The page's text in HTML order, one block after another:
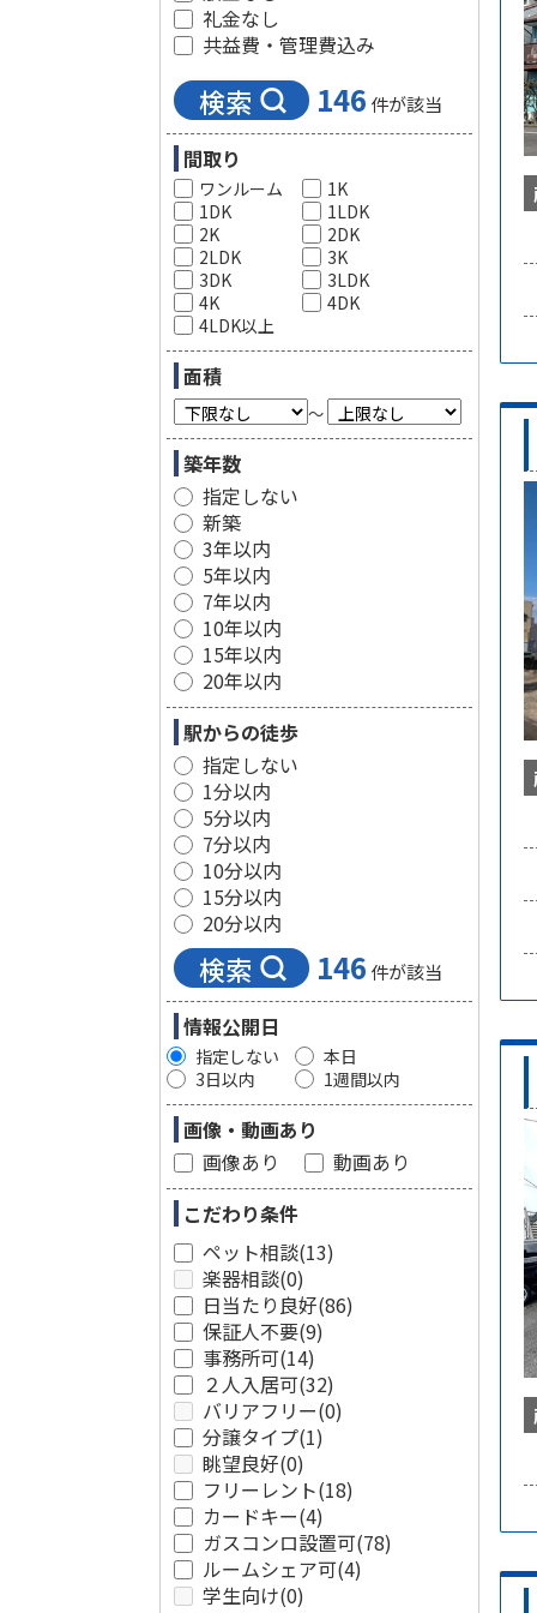
礼金なし
共益費・管理費込み
検索 146 件が該当
間取り
ワンルーム
1K
1DK
1LDK
2K
2DK
2LDK
3K
3DK
3LDK
4K
4DK
4LDK以上
面積
～
築年数
指定しない
新築
3年以内
5年以内
7年以内
10年以内
15年以内
20年以内
駅からの徒歩
指定しない
1分以内
5分以内
7分以内
10分以内
15分以内
20分以内
検索 146 件が該当
情報公開日
指定しない
本日
3日以内
1週間以内
画像・動画あり
画像あり
動画あり
こだわり条件
ペット相談(13)
楽器相談(0)
日当たり良好(86)
保証人不要(9)
事務所可(14)
２人入居可(32)
バリアフリー(0)
分譲タイプ(1)
眺望良好(0)
フリーレント(18)
カードキー(4)
ガスコンロ設置可(78)
ルームシェア可(4)
学生向け(0)